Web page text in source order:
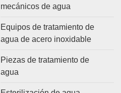
mecánicos de agua
Equipos de tratamiento de
agua de acero inoxidable
Piezas de tratamiento de
agua